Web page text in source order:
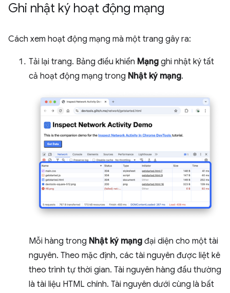
Ghi nhật ký hoạt động mạng
Cách xem hoạt động mạng mà một trang gây ra:
Tải lại trang. Bảng điều khiển Mạng ghi nhật ký tất
cả hoạt động mạng trong Nhật ký mạng.
Mỗi hàng trong Nhật ký mạng đại diện cho một tài
nguyên. Theo mặc định, các tài nguyên được liệt kê
theo trình tự thời gian. Tài nguyên hàng đầu thường
là tài liệu HTML chính. Tài nguyên dưới cùng là bất